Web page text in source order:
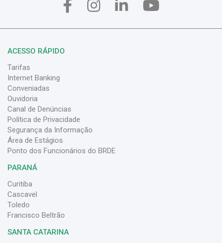
ACESSO RÁPIDO
Tarifas
Internet Banking
Conveniadas
Ouvidoria
Canal de Denúncias
Política de Privacidade
Segurança da Informação
Área de Estágios
Ponto dos Funcionários do BRDE
PARANÁ
Curitiba
Cascavel
Toledo
Francisco Beltrão
SANTA CATARINA